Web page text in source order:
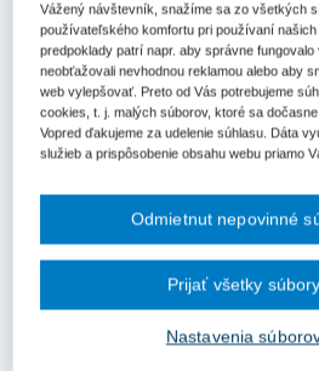
xxx xxxxxxxxxx xxx xx xxxxxxxx xx
obstarávanie (ďalej len „úrad“) so
usmernenie k aplikácii zákona č. 343/
obstarávaní a o zmene a doplnení
xxxxxxxxxx xxxxxxxxx xxxxxx xxx
xxxxxxxxxxxxxx
xxxxxxxxxx xx xxrátiť sa na Vás so
usmernenia k nasledovnej otázke:
Verejný obstarávateľ vyhlásil v období
Vážený návštevník, snažíme sa zo všetkých
používateľského komfortu pri používaní
predpoklady patrí napr. aby správne
neobťažovali nevhodnou reklamou alebo aby
web vylepšovať. Preto od Vás potrebujeme
cookies, t. j. malých súborov, ktoré sa
Vopred ďakujeme za udelenie súhlasu. Dáta
služieb a prispôsobenie obsahu webu priamo
Nastavenia
Odmietnut nepovinné
Prijať všetky